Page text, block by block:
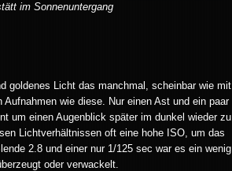
im Sonnenuntergang
goldenes Licht das manchmal, scheinbar wie mit
wie diese. Nur einen Ast und ein paar
um einen Augenblick später im dunkel wieder zu
Lichtverhältnissen oft eine hohe ISO, um das
2.8 und einer nur 1/125 sec war es ein wenig
oder verwackelt.